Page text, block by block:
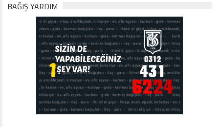
BAĞIŞ YARDIM